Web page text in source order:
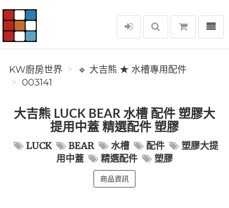
KW廚房世界
選單
KW廚房世界
🔹 大吉熊 ★ 水槽專用配件
003141
大吉熊 LUCK BEAR 水槽 配件 塑膠大
提用中蓋 精選配件 塑膠
LUCK BEAR 水槽 配件
塑膠大提
用中蓋
精選配件 塑膠
商品資訊